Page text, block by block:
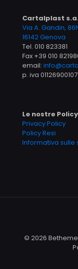
Cartalplast
Via A. Gandin,
16142 Genova
Tel. 010 823381
Fax +39 010
email:
p. iva 01126900107
Le nostre Policy
Privacy Policy
Policy Resi
Informativa sulle
© 2026